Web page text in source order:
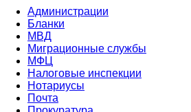
Администрации
Бланки
МВД
Миграционные службы
МФЦ
Налоговые инспекции
Нотариусы
Почта